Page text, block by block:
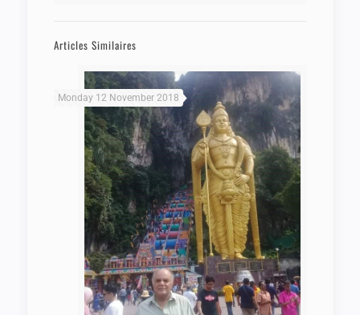
Articles Similaires
Monday 12 November 2018